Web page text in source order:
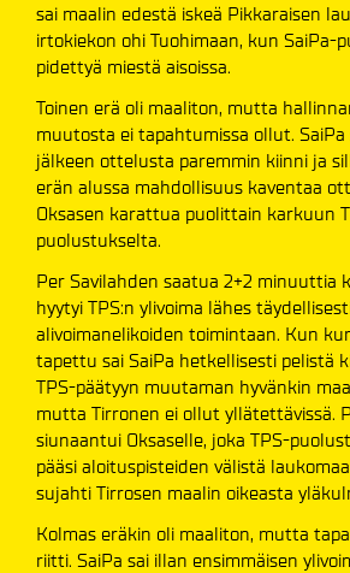
sai maalin edestä iskeä Pikkaraisen
irtokiekon ohi Tuohimaan, kun SaiPa-
pidettyä miestä aisoissa.
Toinen erä oli maaliton, mutta
muutosta ei tapahtumissa ollut. SaiPa
jälkeen ottelusta paremmin kiinni ja
erän alussa mahdollisuus kaventaa
Oksasen karattua puolittain karkuun
puolustukselta.
Per Savilahden saatua 2+2 minuuttia
hyytyi TPS:n ylivoima lähes
alivoimanelikoiden toimintaan. Kun
tapettu sai SaiPa hetkellisesti pelistä
TPS-päätyyn muutaman hyvänkin
mutta Tirronen ei ollut yllätettävissä.
siunaantui Oksaselle, joka TPS-
pääsi aloituspisteiden välistä
sujahti Tirrosen maalin oikeasta
Kolmas eräkin oli maaliton, mutta
riitti. SaiPa sai illan ensimmäisen